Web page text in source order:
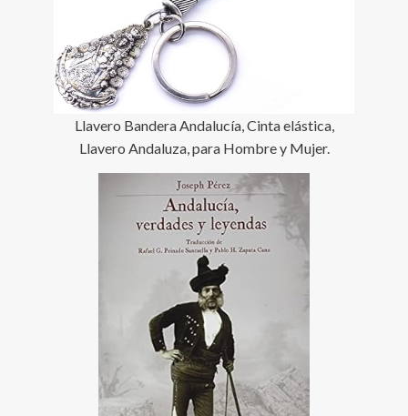
Llavero Bandera Andalucía, Cinta elástica,
Llavero Andaluza, para Hombre y Mujer.